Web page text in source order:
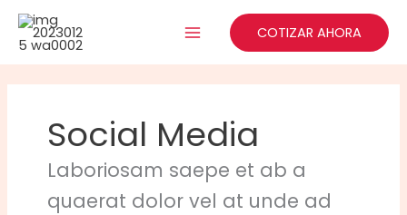
contenido
COTIZAR AHORA
Social Media
Laboriosam saepe et ab a
quaerat dolor vel at unde ad
Buscar
por: